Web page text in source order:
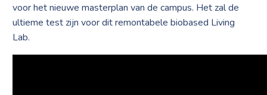
voor het nieuwe masterplan van de campus. Het zal de
ultieme test zijn voor dit remontabele biobased Living
Lab.